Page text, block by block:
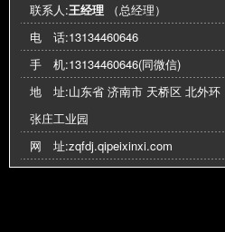
联系人:王经理 （总经理）
电 话:13134460646
手 机:13134460646(同微信)
地 址:山东省 济南市 天桥区 北外环
张庄工业园
网 址:zqfdj.qipeixinxi.com